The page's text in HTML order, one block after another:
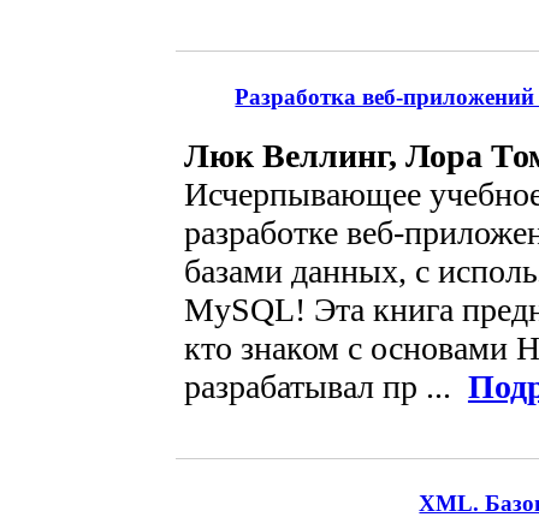
Разработка веб-
Люк Веллинг, Лора
Исчерпывающее
разработке веб-
базами данных, с
MySQL! Эта книга
кто знаком с основами
разрабатывал пр ...
XML.